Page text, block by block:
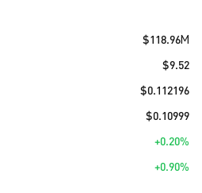
$118.96M
$9.52
$0.112196
$0.10999
+0.20%
+0.90%